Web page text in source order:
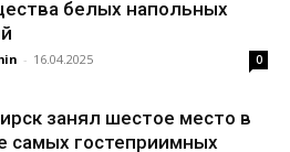
белых напольных
- 16.04.2025 0
занял шестое место в
самых гостеприимных